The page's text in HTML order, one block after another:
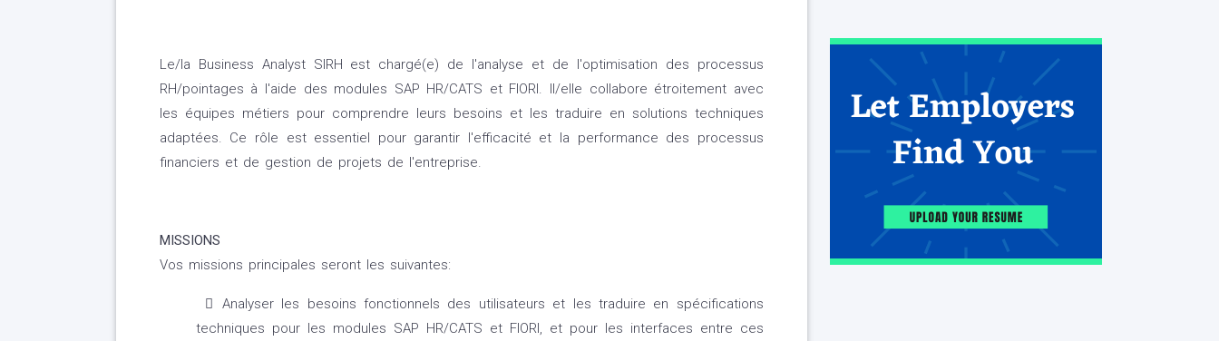
Le/la Business Analyst SIRH est chargé(e) de l'analyse et de l'optimisation des processus
RH/pointages à l'aide des modules SAP HR/CATS et FIORI. Il/elle collabore étroitement avec
les équipes métiers pour comprendre leurs besoins et les traduire en solutions techniques
adaptées. Ce rôle est essentiel pour garantir l'efficacité et la performance des processus
financiers et de gestion de projets de l'entreprise.
MISSIONS
Vos missions principales seront les suivantes:
Analyser les besoins fonctionnels des utilisateurs et les traduire en spécifications
techniques pour les modules SAP HR/CATS et FIORI, et pour les interfaces entre ces